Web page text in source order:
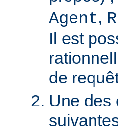
Agent,
Il est
de
Une des